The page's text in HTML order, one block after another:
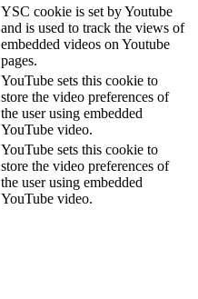
YSC cookie is set by Youtube
and is used to track the views of
embedded videos on Youtube
pages.
YouTube sets this cookie to
store the video preferences of
the user using embedded
YouTube video.
YouTube sets this cookie to
store the video preferences of
the user using embedded
YouTube video.